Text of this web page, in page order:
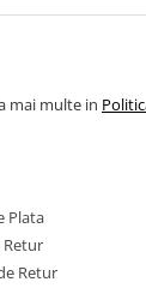
mai multe in
Plata
Retur
Retur